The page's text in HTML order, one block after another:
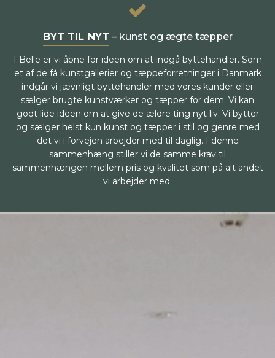
BYT TIL NYT – kunst og ægte tæpper
I Belle er vi åbne for ideen om at indgå byttehandler. Som
et af de få kunstgallerier og tæppeforretninger i Danmark
indgår vi jævnligt byttehandler med vores kunder eller
sælger brugte kunstværker og tæpper for dem. Vi kan
godt lide ideen om at give de ældre ting nyt liv. Vi bytter
og sælger helst kun kunst og tæpper i stil og genre med
det vi i forvejen arbejder med til daglig. I denne
sammenhæng stiller vi de samme krav til
sammenhængen mellem pris og kvalitet som på alt andet
vi arbejder med.